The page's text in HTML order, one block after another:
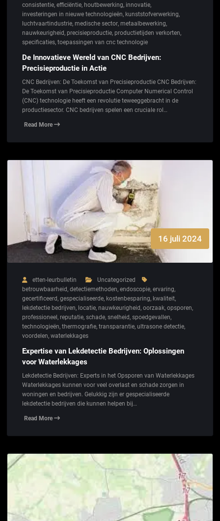
consistentie, efficiëntie, houtbewerking, innovatie,
investeringen in nieuwe technologieën, kunststofverwerking,
luchtvaartindustrie, medische sector, metaalbewerking,
nauwkeurigheid, precisieproductie, productietijden verkorten,
specificaties, toepassingen van cnc technologie
De Innovatieve Wereld van CNC Bedrijven:
Precisieproductie in Actie
CNC Bedrijven: De Toekomst van Precisieproductie CNC Bedrijven:
De Toekomst van Precisieproductie Computer Numerical Control
(CNC) technologie heeft een revolutie teweeggebracht in de
productiesector. CNC bedrijven spelen een cruciale rol…
Read More
16 juli 2024
etten-leurbulletin
Uncategorized
betrouwbaarheid, detectiemethoden, endoscopie, ervaring,
gecertificeerd, gespecialiseerde, kostenbesparing, kwaliteit,
lekdetectie bedrijven, locatie, nauwkeurigheid, oorzaak, opsporen,
professioneel, reputatie, schade, snelheid, spoedgevallen,
technologieën, thermografie, transparantie, ultrasone detectie,
voordelen, waterlekkages
Expertise van Lekdetectie Bedrijven: Oplossingen
voor Waterlekkages
Lekdetectie Bedrijven: Experts in het Opsporen van Waterlekkages
Waterlekkages kunnen voor veel overlast en schade zorgen in
woningen en bedrijven. Gelukkig zijn er gespecialiseerde
lekdetectie bedrijven die kunnen helpen bij…
Read More